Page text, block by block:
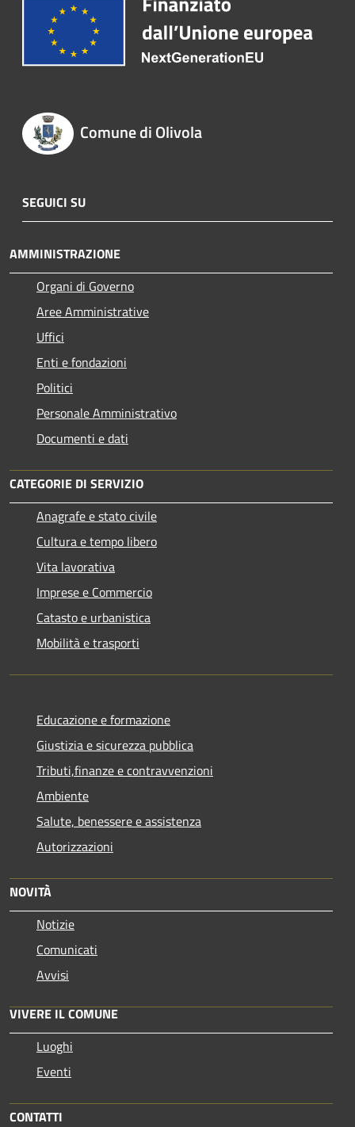
Comune di Olivola
SEGUICI SU
AMMINISTRAZIONE
Organi di Governo
Aree Amministrative
Uffici
Enti e fondazioni
Politici
Personale Amministrativo
Documenti e dati
CATEGORIE DI SERVIZIO
Anagrafe e stato civile
Cultura e tempo libero
Vita lavorativa
Imprese e Commercio
Catasto e urbanistica
Mobilità e trasporti
Educazione e formazione
Giustizia e sicurezza pubblica
Tributi,finanze e contravvenzioni
Ambiente
Salute, benessere e assistenza
Autorizzazioni
NOVITÀ
Notizie
Comunicati
Avvisi
VIVERE IL COMUNE
Luoghi
Eventi
CONTATTI